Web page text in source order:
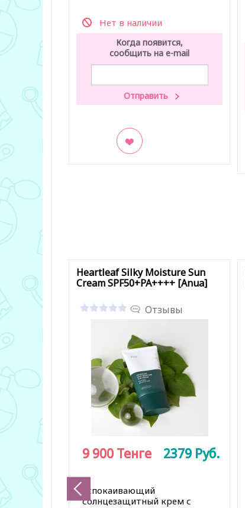
Нет в наличии
Когда появится,
сообщить на e-mail
Heartleaf Silky Moisture Sun
Cream SPF50+PA++++ [Anua]
Отзывы
Успокаивающий
солнцезащитный крем с
9 900 Тенге 2379 Руб.
9 900 Тенге 2379 Руб.